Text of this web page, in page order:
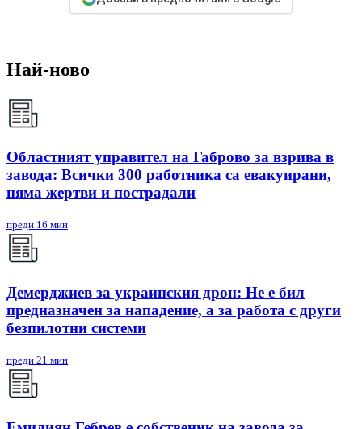
Най-ново
Областният управител на Габрово за взрива в
завода: Всички 300 работника са евакуирани,
няма жертви и пострадали
преди 16 мин
Демерджиев за украинския дрон: Не е бил
предназначен за нападение, а за работа с други
безпилотни системи
преди 21 мин